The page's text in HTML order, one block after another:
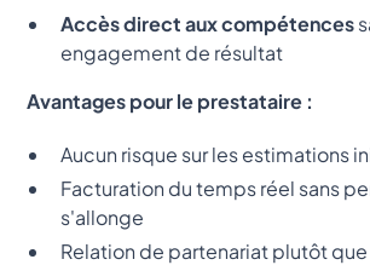
Accès direct aux compétences
engagement de résultat
Avantages pour le prestataire :
Aucun risque sur les estimations
Facturation du temps réel sans
s'allonge
Relation de partenariat plutôt